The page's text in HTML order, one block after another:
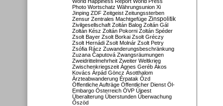
Photo Wortschatz Währungsunion Xi
Jinping ZDF Zeitgeist Zeitungssterben
Zensur Zentrales Machtgefüge Zinspolitik
Zivilgesellschaft Zoltán Balog Zoltán Gál
Zoltán Kész Zoltán Pokorni Zoltán Spéder
Zsolt Bayer Zsolt Borkai Zsolt Gréczy
Zsolt Hernádi Zsolt Molnár Zsolt Petry
Zsófia Rácz Zuwanderungsbeschränkung
Zuzana Čaputová Zwangsräumungen
Zweidrittelmehrheit Zweiter Weltkrieg
Zwischenkriegszeit Ágnes Geréb Ákos
Kovács Árpád Göncz Ásotthalom
Ärzteabwanderung Érpatak Ózd
Öffentliche Aufträge Öffentlicher Dienst Öl-
Embargo Österreich ÖVP Újpest
Überalterung Überstunden Überwachung
Őszöd